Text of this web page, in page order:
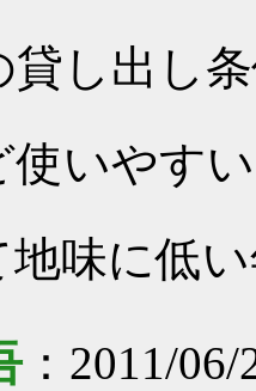
貸し出し
使いやす
味に低
：2011/06/